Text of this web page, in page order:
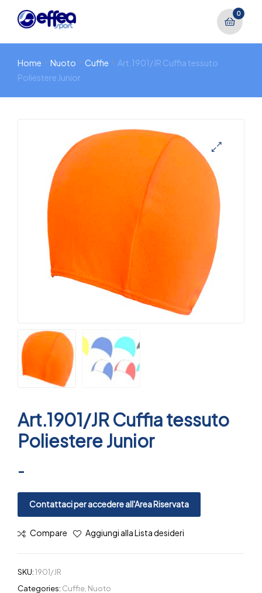
0
Home Nuoto Cuffie
Art.1901/JR Cuffia tessuto
Poliestere Junior
Art.1901/JR Cuffia tessuto
Poliestere Junior
-
Contattaci per accedere all'Area Riservata
Compare Aggiungi alla Lista desideri
SKU:1901/JR
Categories: Cuffie Nuoto